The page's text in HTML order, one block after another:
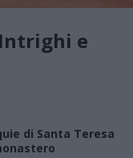
e
di Santa Teresa